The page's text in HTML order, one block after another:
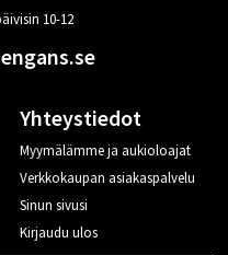
10-12
Yhteystiedot
Myymälämme ja aukioloajat
Verkkokaupan asiakaspalvelu
Sinun sivusi
Kirjaudu ulos